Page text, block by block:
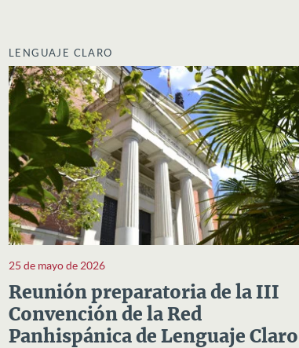
LENGUAJE CLARO
25 de mayo de 2026
Reunión preparatoria de la III
Convención de la Red
Panhispánica de Lenguaje